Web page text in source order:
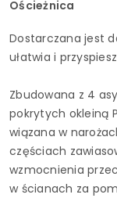
Ościeżnica
Dostarczana jest
ułatwia i
Zbudowana z 4
pokrytych okleiną
wiązana w
częściach
wzmocnienia
w ścianach za